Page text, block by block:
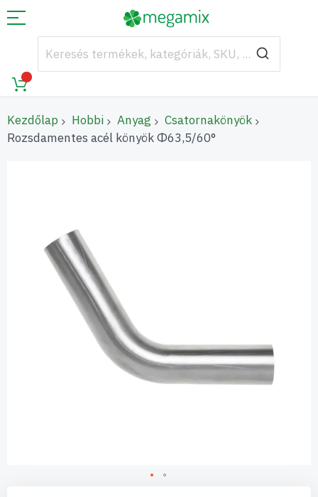
Kezdőlap Hobbi Anyag
Csatornakönyök
Rozsdamentes acél könyök Φ63,5/60°